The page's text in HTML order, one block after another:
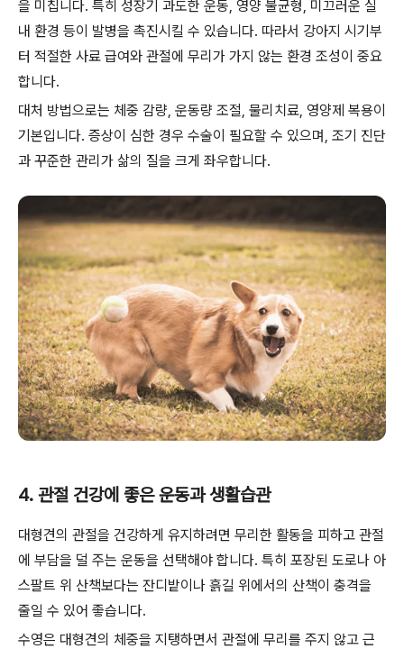
을 미칩니다. 특히 성장기 과도한 운동, 영양 불균형, 미끄러운 실
내 환경 등이 발병을 촉진시킬 수 있습니다. 따라서 강아지 시기부
터 적절한 사료 급여와 관절에 무리가 가지 않는 환경 조성이 중요
합니다.
대처 방법으로는 체중 감량, 운동량 조절, 물리치료, 영양제 복용이
기본입니다. 증상이 심한 경우 수술이 필요할 수 있으며, 조기 진단
과 꾸준한 관리가 삶의 질을 크게 좌우합니다.
4. 관절 건강에 좋은 운동과 생활습관
대형견의 관절을 건강하게 유지하려면 무리한 활동을 피하고 관절
에 부담을 덜 주는 운동을 선택해야 합니다. 특히 포장된 도로나 아
스팔트 위 산책보다는 잔디밭이나 흙길 위에서의 산책이 충격을
줄일 수 있어 좋습니다.
수영은 대형견의 체중을 지탱하면서 관절에 무리를 주지 않고 근